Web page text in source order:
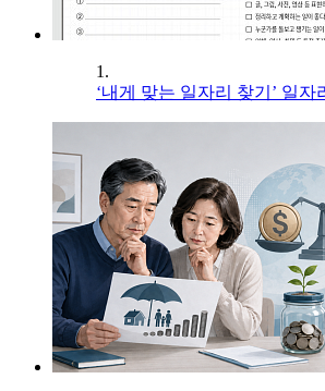
1.
‘내게 맞는 일자리 찾기’ 일자